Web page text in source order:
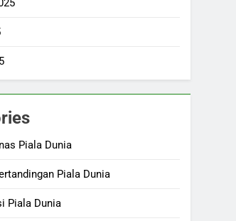
Piala Dunia
Piala Dunia
Piala Dunia